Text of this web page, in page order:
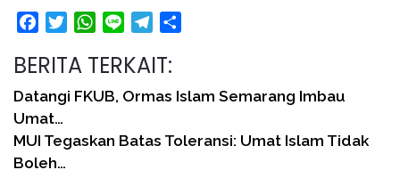
FacebookTwitterWhatsApp
Line Telegram
BERITA TERKAIT:
Datangi FKUB, Ormas Islam Semarang Imbau
Umat…
MUI Tegaskan Batas Toleransi: Umat Islam Tidak
Boleh…